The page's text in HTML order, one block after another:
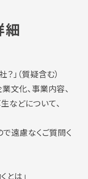
細
」（質疑含む）
業文化、事業内容、
などについて、
遠慮なくご質問く
とは」